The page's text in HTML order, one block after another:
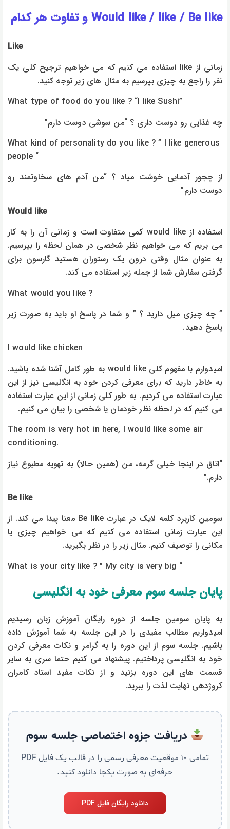
Would like / like / Be like و تفاوت هر کدام
Like
زمانی از like استفاده می کنیم که می خواهیم ترجیح کلی یک
نفر را راجع به چیزی بپرسیم به مثال های زیر توجه کنید.
What type of food do you like ? “I like Sushi”
چه غذایی رو دوست داری ؟ “من سوشی دوست دارم”
What kind of personality do you like ? ” I like generous
people “
از چجور آدمایی خوشت میاد ؟ “من آدم های سخاوتمند رو
دوست دارم”
Would like
استفاده از would like کمی متفاوت است و زمانی آن را به کار
می بریم که می خواهیم نظر شخصی در همان لحظه را بپرسیم.
به عنوان مثال وقتی درون یک رستوران هستید گارسون برای
گرفتن سفارش شما از جمله زیر استفاده می کند.
What would you like ?
” چه چیزی میل دارید ؟ ” و شما در پاسخ او باید به صورت زیر
پاسخ دهید.
I would like chicken
امیدوارم با مفهوم کلی would like به طور کامل آشنا شده باشید.
به خاطر دارید که برای معرفی کردن خود به انگلیسی نیز از این
عبارت استفاده می کردیم. به طور کلی زمانی از این عبارت استفاده
می کنیم که در لحظه نظر خودمان یا شخصی را بیان می کنیم.
The room is very hot in here, I would like some air
conditioning.
“اتاق در اینجا خیلی گرمه، من (همین حالا) به تهویه مطبوع نیاز
دارم.”
Be like
سومین کاربرد کلمه لایک در عبارت Be like معنا پیدا می کند. از
این عبارت زمانی استفاده می کنیم که می خواهیم چیزی یا
مکانی را توصیف کنیم. مثال زیر را در نظر بگیرید.
What is your city like ? ” My city is very big “
پایان جلسه سوم معرفی خود به انگلیسی
به پایان سومین جلسه از دوره رایگان آموزش زبان رسیدیم
امیدواریم مطالب مفیدی را در این جلسه به شما آموزش داده
باشیم. جلسه سوم از این دوره را به گرامر و نکات معرفی کردن
خود به انگلیسی پرداختیم. پیشنهاد می کنیم حتما سری به سایر
قسمت های این دوره بزنید و از نکات مفید استاد کامران
کروژدهی نهایت لذت را ببرید.
دریافت جزوه اختصاصی جلسه سوم
تمامی ۱۰ موقعیت معرفی رسمی را در قالب یک فایل PDF
حرفه‌ای به صورت یکجا دانلود کنید.
دانلود رایگان فایل PDF